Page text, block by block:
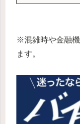
※混雑時や金融
ます。